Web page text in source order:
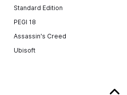
Standard Edition
PEGI 18
Assassin's Creed
Ubisoft